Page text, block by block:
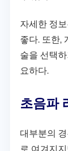
자세한 정
좋다. 또한,
술을 선택
요하다.
초음파
대부분의
로 여겨지